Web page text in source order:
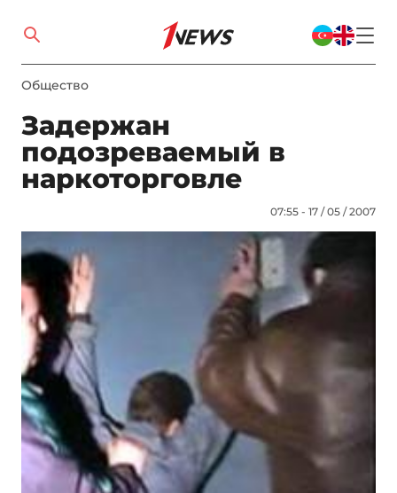
Общество
Задержан
подозреваемый в
наркоторговле
07:55 - 17 / 05 / 2007